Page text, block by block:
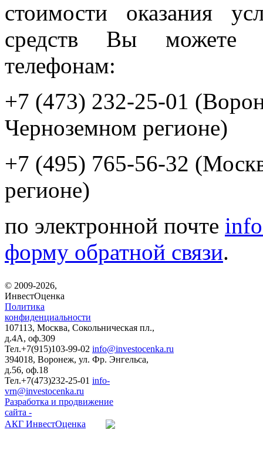
стоимости оказания
средств Вы можете
телефонам:
+7 (473) 232-25-01
Черноземном регионе)
+7 (495) 765-56-32
регионе)
по электронной почте
форму обратной связи.
© 2009-2026,
ИнвестОценка
Политика
конфиденциальности
107113, Москва, Сокольническая пл.,
д.4А, оф.309
Тел.+7(915)103-99-02 info@investocenka.ru
394018, Воронеж, ул. Фр. Энгельса,
д.56, оф.18
Тел.+7(473)232-25-01 info-
vrn@investocenka.ru
Разработка и продвижение
сайта -
АКГ ИнвестОценка